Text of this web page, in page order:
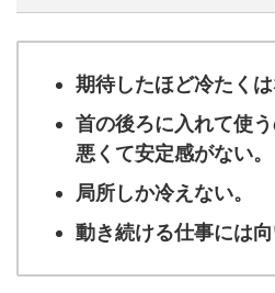
期待したほど冷たくは
首の後ろに入れて使
悪くて安定感がない。
局所しか冷えない。
動き続ける仕事には向